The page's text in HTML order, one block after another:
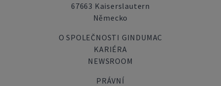
67663 Kaiserslautern
Německo
O SPOLEČNOSTI GINDUMAC
KARIÉRA
NEWSROOM
PRÁVNÍ